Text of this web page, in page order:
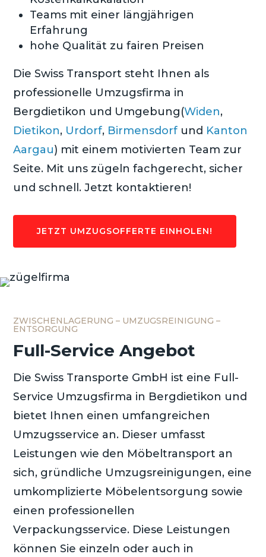
Teams mit einer längjährigen
Erfahrung
hohe Qualität zu fairen Preisen
Die Swiss Transport steht Ihnen als
professionelle Umzugsfirma in
Bergdietikon und Umgebung(Widen,
Dietikon, Urdorf, Birmensdorf und Kanton
Aargau) mit einem motivierten Team zur
Seite. Mit uns zügeln fachgerecht, sicher
und schnell. Jetzt kontaktieren!
JETZT UMZUGSOFFERTE EINHOLEN!
ZWISCHENLAGERUNG – UMZUGSREINIGUNG –
ENTSORGUNG
Full-Service Angebot
Die Swiss Transporte GmbH ist eine Full-
Service Umzugsfirma in Bergdietikon und
bietet Ihnen einen umfangreichen
Umzugsservice an. Dieser umfasst
Leistungen wie den Möbeltransport an
sich, gründliche Umzugsreinigungen, eine
umkomplizierte Möbelentsorgung sowie
einen professionellen
Verpackungsservice. Diese Leistungen
können Sie einzeln oder auch in